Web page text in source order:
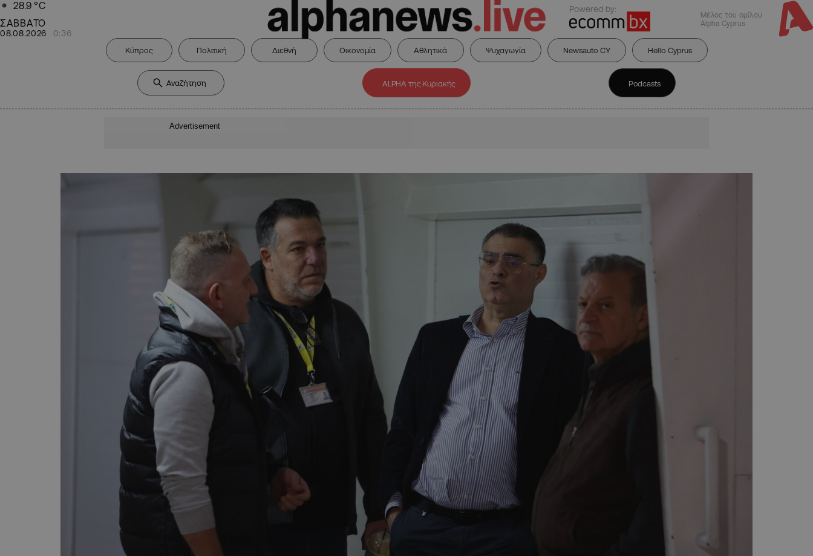
28.9 °C
ΣΑΒΒΑΤΟ
08.08.2026 0:36
Powered by:
Μέλος του ομίλου
Alpha Cyprus
Κύπρος Πολιτική Διεθνή Οικονομία Αθλητικά Ψυχαγωγία Newsauto CY Hello Cyprus
ALPHA της Κυριακής Podcasts
Advertisement